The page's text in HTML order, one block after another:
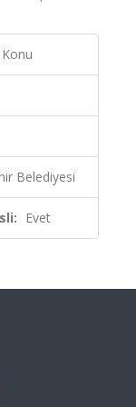
Belediyesi
Evet